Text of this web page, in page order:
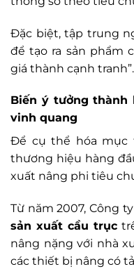
Đặc biệt, tập trung
để tạo ra sản phẩm
giá thành cạnh tranh”.
Biến ý tưởng thành
vinh quang
Để cụ thể hóa mục
thương hiệu hàng
xuất nâng phi tiêu
Từ năm 2007, Công
sản xuất cầu trục
nâng nặng với nhà
các thiết bị nâng có